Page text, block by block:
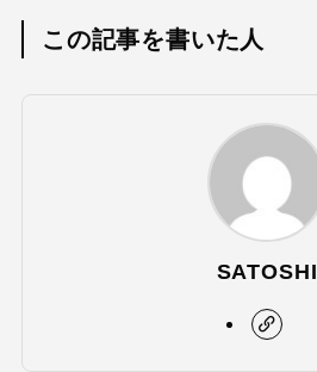
この記事を書いた人
SATOSHI